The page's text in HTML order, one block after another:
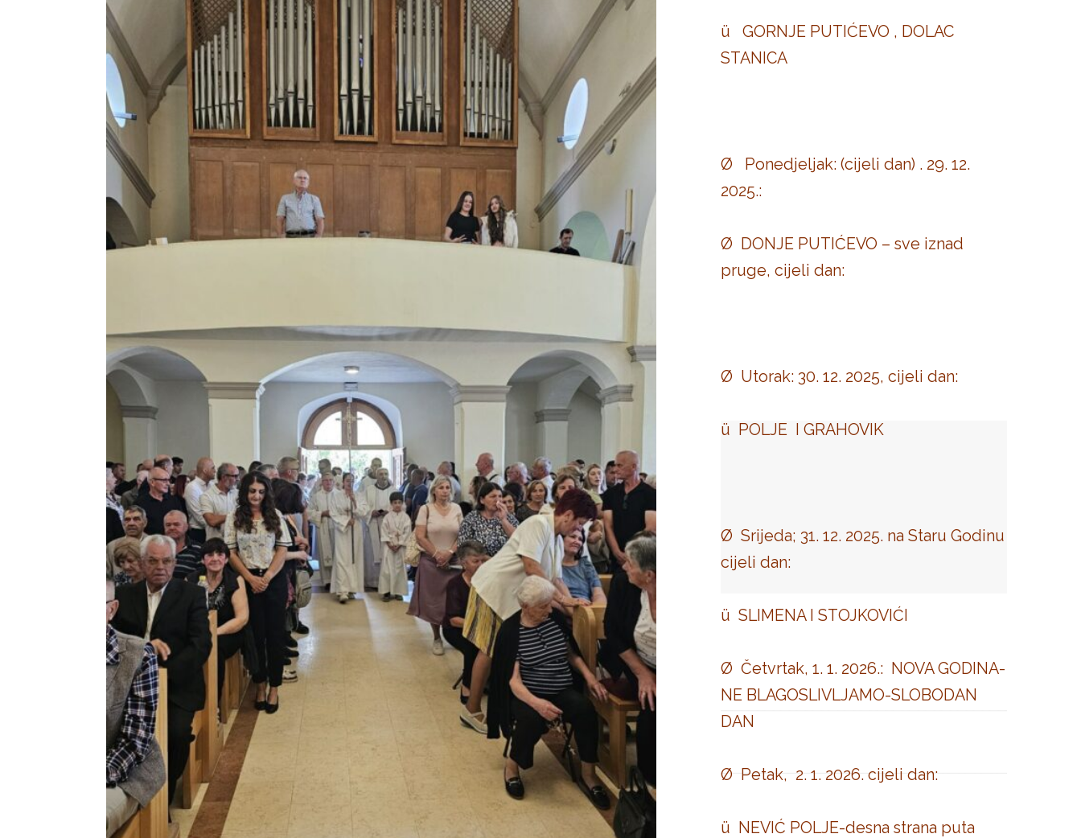
ü GORNJE PUTIĆEVO , DOLAC
STANICA
Ø Ponedjeljak: (cijeli dan) . 29. 12.
2025.:
Ø DONJE PUTIĆEVO – sve iznad
pruge, cijeli dan:
Ø Utorak: 30. 12. 2025, cijeli dan:
ü POLJE I GRAHOVIK
Ø Srijeda; 31. 12. 2025. na Staru Godinu
cijeli dan:
ü SLIMENA I STOJKOVIĆI
Ø Četvrtak, 1. 1. 2026.: NOVA GODINA-
NE BLAGOSLIVLJAMO-SLOBODAN
DAN
Ø Petak, 2. 1. 2026. cijeli dan:
ü NEVIĆ POLJE-desna strana puta